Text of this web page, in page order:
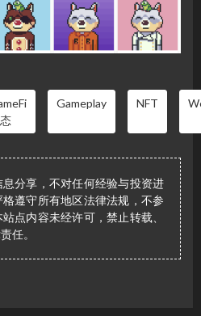
Gameplay NFT
分享，不对任何经验与投资进
遵守所有地区法律法规，不参
点内容未经许可，禁止转载、
任。